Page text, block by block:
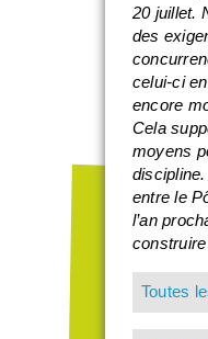
20 juillet.
des
celui-ci
encore
Cela
moyens
discipline.
entre le
l’an
Toutes